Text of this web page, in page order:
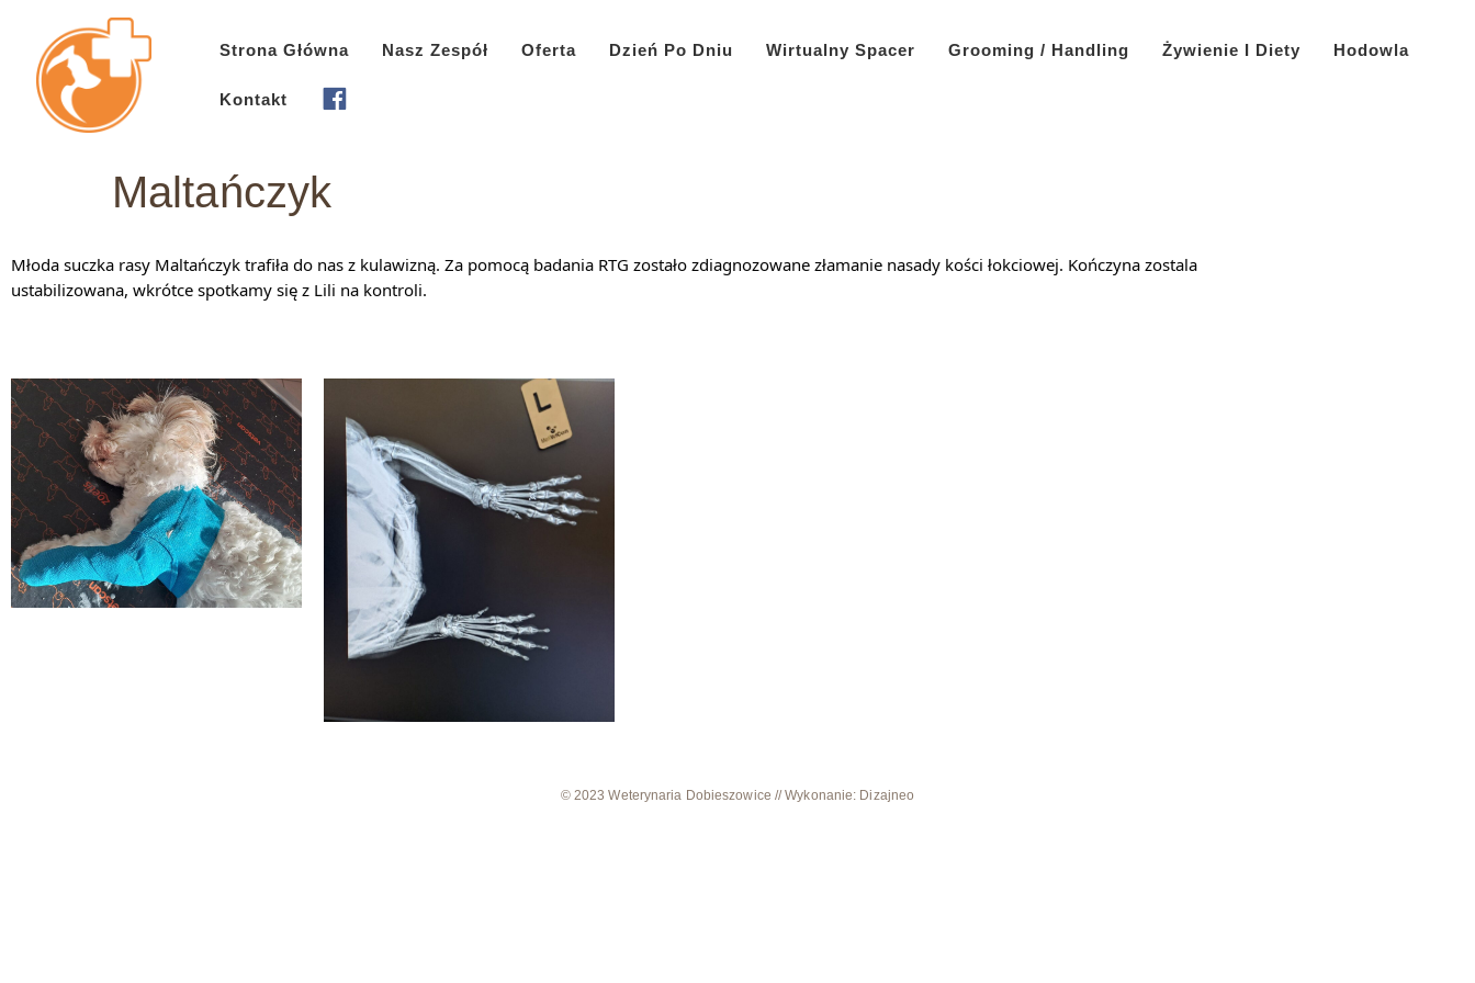
Strona Główna Nasz Zespół Oferta Dzień Po Dniu Wirtualny Spacer Grooming / Handling Żywienie I Diety Hodowla
Kontakt
Maltańczyk
Młoda suczka rasy Maltańczyk trafiła do nas z kulawizną. Za pomocą badania RTG zostało zdiagnozowane złamanie nasady kości łokciowej. Kończyna zostala
ustabilizowana, wkrótce spotkamy się z Lili na kontroli.
© 2023 Weterynaria Dobieszowice // Wykonanie: Dizajneo